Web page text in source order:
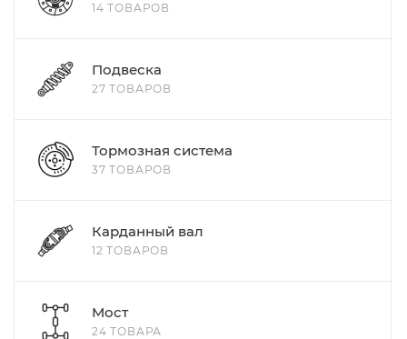
14 ТОВАРОВ
Подвеска
27 ТОВАРОВ
Тормозная система
37 ТОВАРОВ
Карданный вал
12 ТОВАРОВ
Мост
24 ТОВАРА